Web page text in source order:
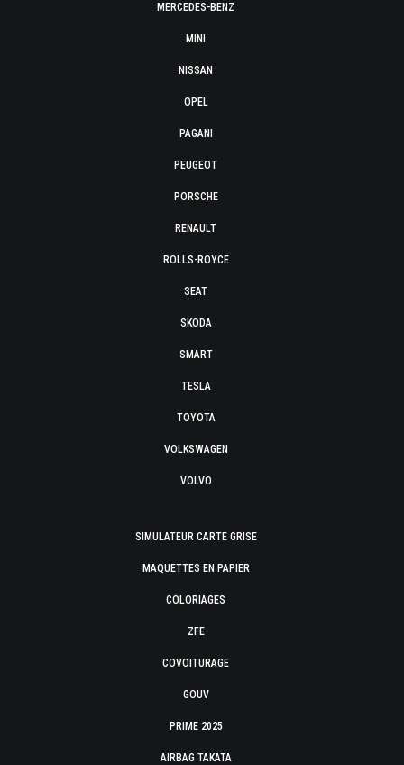
MERCEDES-BENZ
MINI
NISSAN
OPEL
PAGANI
PEUGEOT
PORSCHE
RENAULT
ROLLS-ROYCE
SEAT
SKODA
SMART
TESLA
TOYOTA
VOLKSWAGEN
VOLVO
SIMULATEUR CARTE GRISE
MAQUETTES EN PAPIER
COLORIAGES
ZFE
COVOITURAGE
GOUV
PRIME 2025
AIRBAG TAKATA